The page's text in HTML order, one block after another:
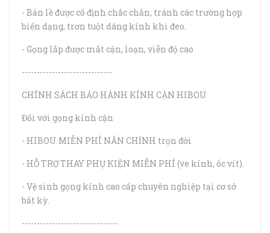
- Bản lề được cố định chắc chắn, tránh các trường hợp
biến dạng, trơn tuột dáng kính khi đeo.
- Gọng lắp được mắt cận, loạn, viễn độ cao
------------------------------
CHÍNH SÁCH BẢO HÀNH KÍNH CẬN HIBOU
Đối với gọng kính cận
- HIBOU MIỄN PHÍ NẮN CHỈNH trọn đời
- HỖ TRỢ THAY PHỤ KIỆN MIỄN PHÍ (ve kính, ốc vít).
- Vệ sinh gọng kính cao cấp chuyên nghiệp tại cơ sở
bất kỳ.
--------------------------------